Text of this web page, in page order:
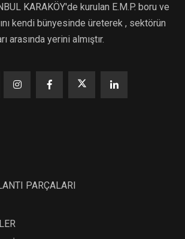
KARAKÖY'de kurulan E.M.P. boru ve
kendi bünyesinde üreterek , sektörün
arasında yerini almıştır.
PARÇALARI